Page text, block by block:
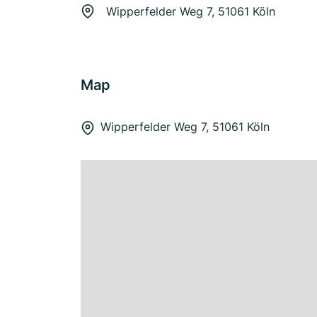
Wipperfelder Weg 7, 51061 Köln
Map
Wipperfelder Weg 7, 51061 Köln